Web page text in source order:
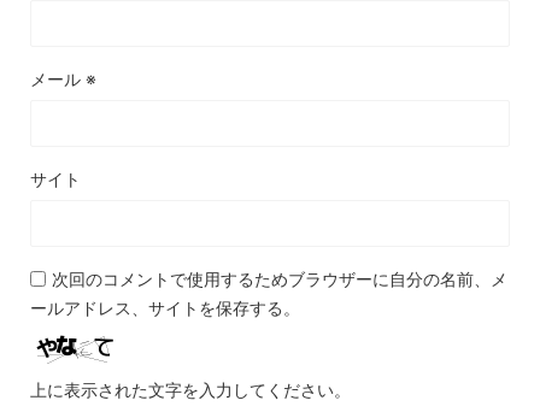
メール ※
サイト
次回のコメントで使用するためブラウザーに自分の名前、メ
ールアドレス、サイトを保存する。
上に表示された文字を入力してください。